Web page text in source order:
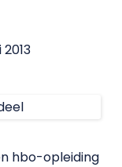
hbo-opleiding